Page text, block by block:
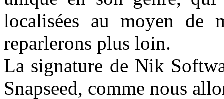
localisées au moyen de
reparlerons plus loin.
La signature de Nik
Snapseed, comme nous